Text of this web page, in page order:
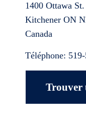
1400 Ottawa
Kitchener ON
Canada
Téléphone:
Trouver